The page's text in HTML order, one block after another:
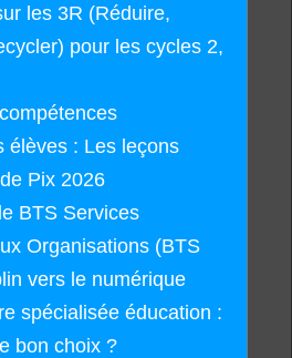
les 3R (Réduire,
pour les cycles 2,
élèves : Les leçons
Pix 2026
BTS Services
Organisations (BTS
vers le numérique
spécialisée éducation :
bon choix ?